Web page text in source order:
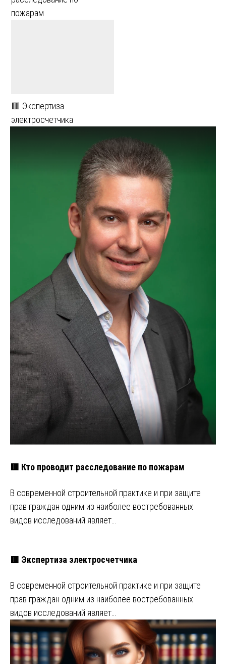
пожарам
🟥 Экспертиза
электросчетчика
🟥 Кто проводит расследование по пожарам
В современной строительной практике и при защите
прав граждан одним из наиболее востребованных
видов исследований являет…
🟥 Экспертиза электросчетчика
В современной строительной практике и при защите
прав граждан одним из наиболее востребованных
видов исследований являет…